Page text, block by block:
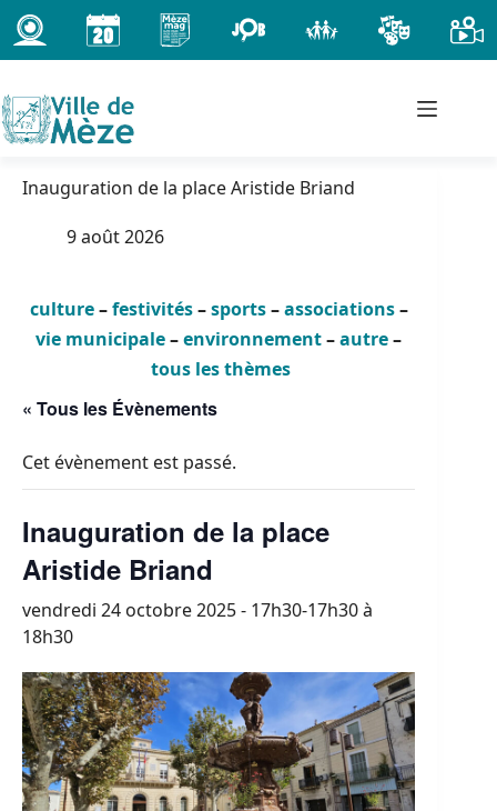
Passer
au
contenu
Inauguration de la place Aristide Briand
9 août 2026
culture–festivités–sports–associations–
vie municipale–environnement–autre–
tous les thèmes
« Tous les Évènements
Cet évènement est passé.
Inauguration de la place
Aristide Briand
vendredi 24 octobre 2025 - 17h30-17h30à
18h30